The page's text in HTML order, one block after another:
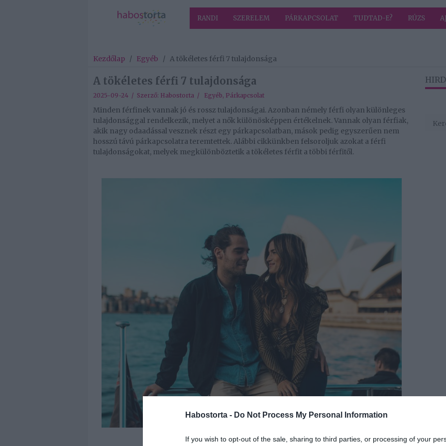
Habostorta - Do Not Process My Personal Information
If you wish to opt-out of the sale, sharing to third parties, or processing of your
RANDI SZERELEM PÁRKAPCSOLAT TUDTAD-E? RÚZS
Kezdőlap / Egyéb / A tökéletes férfi 7 tulajdonsága
A tökéletes férfi 7 tulajdonsága
2025-09-24 / Szerző: Habostorta / Egyéb, Párkapcsolat
Minden férfinek vannak jó és rossz tulajdonságai. Azonban némely férfi olyan különleges
tulajdonsággal rendelkezik, melyet a nők különösképpen értékelnek. Vannak olyan férfiak,
akik nagy odaadással vesznek részt egy párkapcsolatban, mások pedig egyszerűen nem
hosszú távú párkapcsolatra teremtettek. Alábbi cikkünkben felsoroljuk azokat a férfi
tulajdonságokat, melyek megkülönböztetik a tökéletes férfit a többi férfitől.